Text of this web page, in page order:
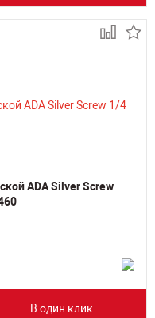
ADA Silver Screw
В один клик